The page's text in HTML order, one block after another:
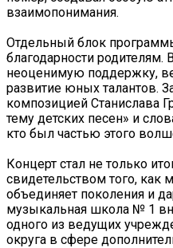
взаимопонимания.
Отдельный блок
благодарности
неоценимую поддержку,
развитие юных талантов.
композицией Станислава
тему детских песен» и
кто был частью этого
Концерт стал не только
свидетельством того, как
объединяет поколения и
музыкальная школа № 1
одного из ведущих
округа в сфере